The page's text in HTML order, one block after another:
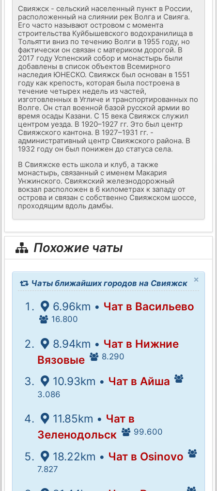
Свияжск - сельский населенный пункт в России,
расположенный на слиянии рек Волга и Свияга.
Его часто называют островом с момента
строительства Куйбышевского водохранилища в
Тольятти вниз по течению Волги в 1955 году, но
фактически он связан с материком дорогой. В
2017 году Успенский собор и монастырь были
добавлены в список объектов Всемирного
наследия ЮНЕСКО. Свияжск был основан в 1551
году как крепость, которая была построена в
течение четырех недель из частей,
изготовленных в Угличе и транспортированных по
Волге. Он стал военной базой русской армии во
время осады Казани. С 15 века Свияжск служил
центром уезда. В 1920–1927 гг. Это был центр
Свияжского кантона. В 1927–1931 гг. -
административный центр Свияжского района. В
1932 году он был понижен до статуса села.
В Свияжске есть школа и клуб, а также
монастырь, связанный с именем Макария
Унжинского. Свияжский железнодорожный
вокзал расположен в 6 километрах к западу от
острова и связан с собственно Свияжском шоссе,
проходящим вдоль дамбы.
Похожие чаты
×
Чаты ближайших городов на Свияжск
6.96km • Чат в Васильево
16.800
8.94km • Чат в Нижние
Вязовые
8.290
10.93km • Чат в Айша
3.086
11.85km • Чат в
Зеленодольск
99.600
18.22km • Чат в Osinovo
7.827